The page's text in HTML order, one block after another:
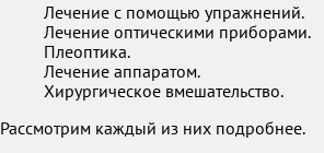
Лечение с помощью упражнений.
Лечение оптическими приборами.
Плеоптика.
Лечение аппаратом.
Хирургическое вмешательство.
Рассмотрим каждый из них подробнее.